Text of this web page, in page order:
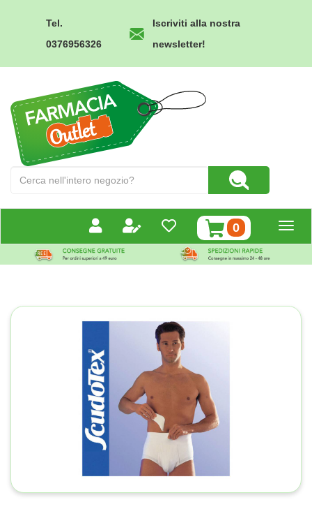
Tel.
0376956326
Iscriviti alla nostra
newsletter!
Outlet
Prodotto
Cerca Prodotto
0prodotti
inseriti